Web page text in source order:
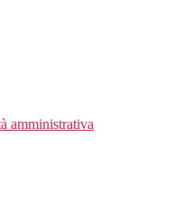
amministrativa